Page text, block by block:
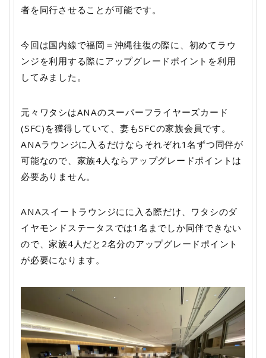
者を同行させることが可能です。
今回は国内線で福岡＝沖縄往復の際に、初めてラウ
ンジを利用する際にアップグレードポイントを利用
してみました。
元々ワタシはANAのスーパーフライヤーズカード
(SFC)を獲得していて、妻もSFCの家族会員です。
ANAラウンジに入るだけならそれぞれ1名ずつ同伴が
可能なので、家族4人ならアップグレードポイントは
必要ありません。
ANAスイートラウンジにに入る際だけ、ワタシのダ
イヤモンドステータスでは1名までしか同伴できない
ので、家族4人だと2名分のアップグレードポイント
が必要になります。